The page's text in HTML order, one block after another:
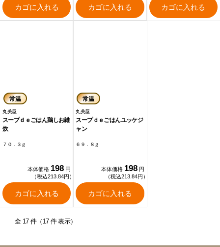
カゴに入れる カゴに入れる カゴに入れる
常温
丸美屋
スープｄｅごはん鶏しお雑
炊
７０．３ｇ
本体価格 198 円
（税込213.84円）
カゴに入れる
常温
丸美屋
スープｄｅごはんユッケジ
ャン
６９．８ｇ
本体価格 198 円
（税込213.84円）
カゴに入れる
全 17 件（17 件 表示）